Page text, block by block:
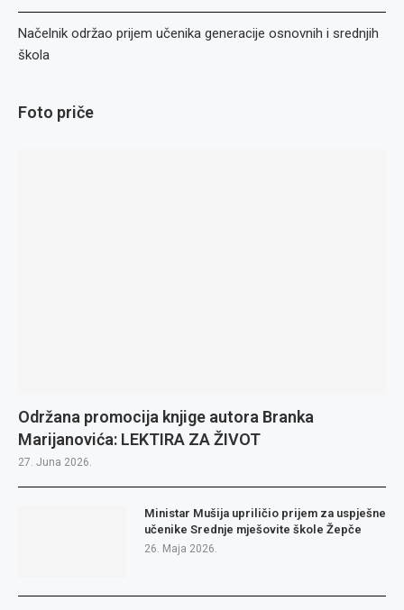
Načelnik održao prijem učenika generacije osnovnih i srednjih
škola
Foto priče
Održana promocija knjige autora Branka
Marijanovića: LEKTIRA ZA ŽIVOT
27. Juna 2026.
Ministar Mušija upriličio prijem za uspješne
učenike Srednje mješovite škole Žepče
26. Maja 2026.